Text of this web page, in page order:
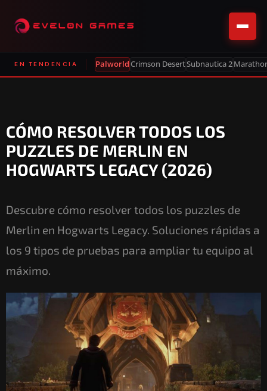
EN TENDENCIA PalworldCrimson DesertSubnautica 2
CÓMO RESOLVER TODOS LOS
PUZZLES DE MERLIN EN
HOGWARTS LEGACY (2026)
Descubre cómo resolver todos los puzzles de
Merlin en Hogwarts Legacy. Soluciones rápidas a
los 9 tipos de pruebas para ampliar tu equipo al
máximo.